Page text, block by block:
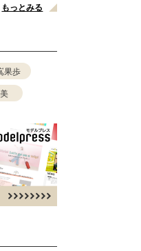
もっとみる
果歩